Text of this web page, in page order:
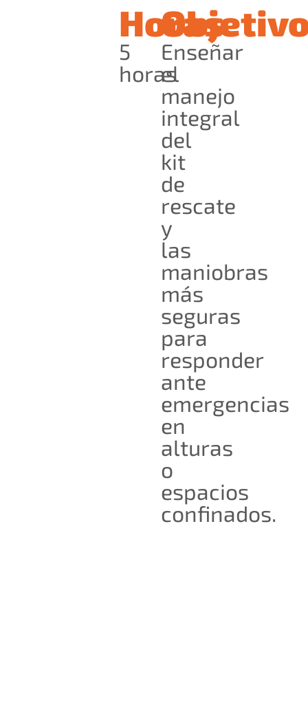
Horas
5
horas
Enseñar
el
manejo
integral
del
kit
de
rescate
y
las
maniobras
más
seguras
para
responder
ante
emergencias
en
alturas
o
espacios
confinados.